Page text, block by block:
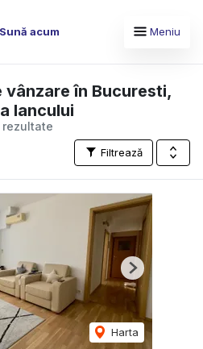
Sună acum Meniu
rezultate
în Bucuresti,
Iancului
Filtrează
Harta
Next